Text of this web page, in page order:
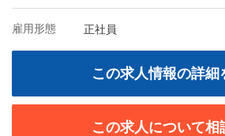
雇用形態 正社員
この求人情報の詳細
この求人について相